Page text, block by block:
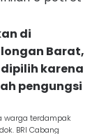
di
Barat,
karena
pengungsi
warga terdampak
BRI Cabang